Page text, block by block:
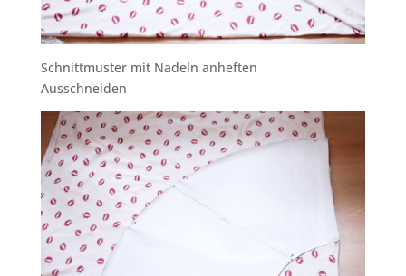
Schnittmuster mit Nadeln anheften
Ausschneiden